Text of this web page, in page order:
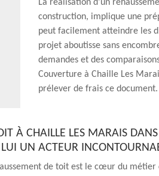
La réalisation d’un
construction, implique une
peut facilement atteindre les
projet aboutisse sans
demandes et des
Couverture à Chaille Les
prélever de frais ce document.
À CHAILLE LES MARAIS
UN ACTEUR
de toit est le cœur du